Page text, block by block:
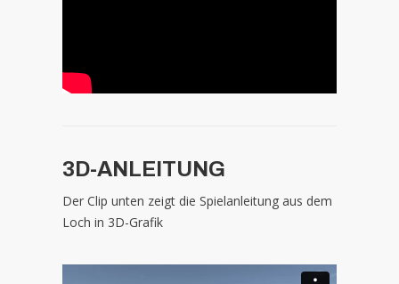
3D-ANLEITUNG
Der Clip unten zeigt die Spielanleitung aus dem
Loch in 3D-Grafik